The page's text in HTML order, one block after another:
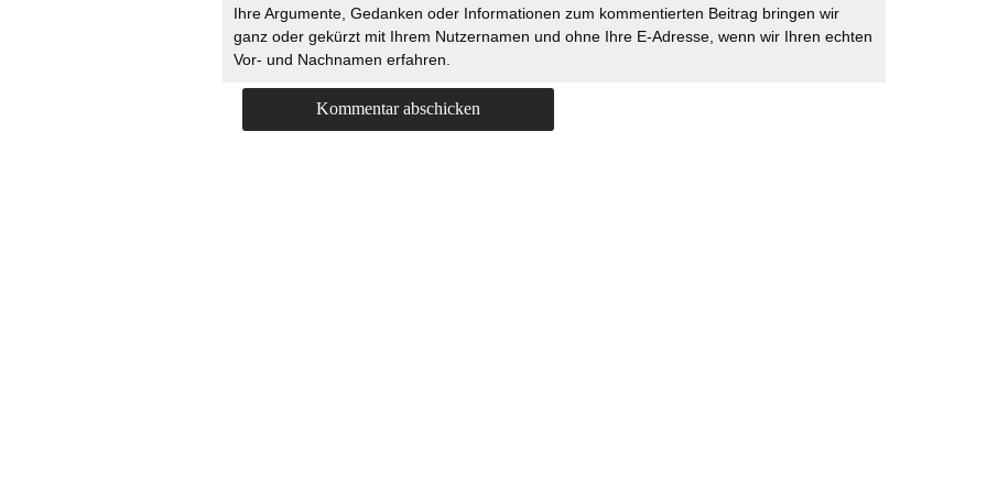
Ihre Argumente, Gedanken oder Informationen zum kommentierten Beitrag bringen wir
ganz oder gekürzt mit Ihrem Nutzernamen und ohne Ihre E-Adresse, wenn wir Ihren echten
Vor- und Nachnamen erfahren.